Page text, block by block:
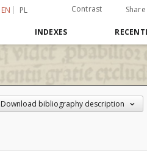
EN PL Contrast Share
INDEXES
Download bibliography description